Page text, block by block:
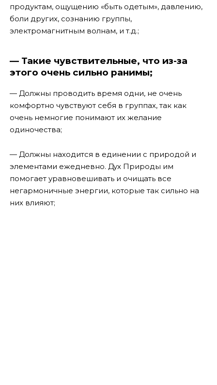
продуктам, ощущению «быть одетым», давлению,
боли других, сознанию группы,
электромагнитным волнам, и т.д.;
— Такие чувствительные, что из-за
этого очень сильно ранимы;
— Должны проводить время одни, не очень
комфортно чувствуют себя в группах, так как
очень немногие понимают их желание
одиночества;
— Должны находится в единении с природой и
элементами ежедневно. Дух Природы им
помогает уравновешивать и очищать все
негармоничные энергии, которые так сильно на
них влияют;